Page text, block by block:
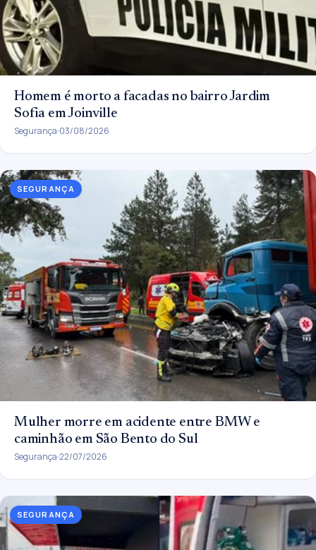
Homem é morto a facadas no bairro Jardim
Sofia em Joinville
Segurança 03/08/2026
SEGURANÇA
Mulher morre em acidente entre BMW e
caminhão em São Bento do Sul
Segurança 22/07/2026
SEGURANÇA